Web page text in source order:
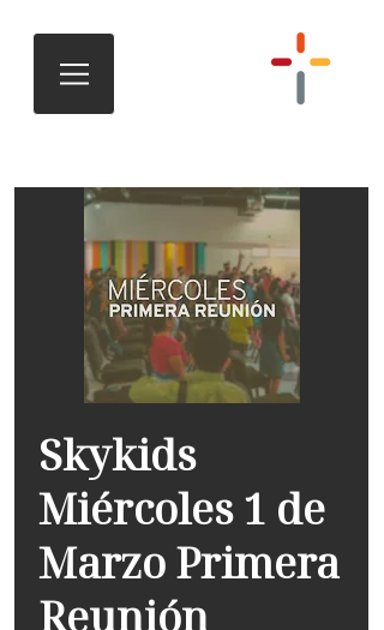
Skykids
Miércoles 1 de
Marzo Primera
Reunión